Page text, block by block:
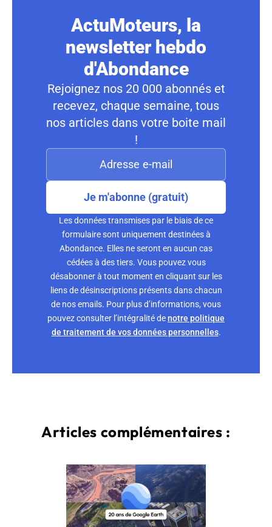
ActuMoteurs, la
newsletter hebdo
d'Abondance
Rejoignez nos 20 000 abonnés et
recevez, chaque semaine, tous
nos articles dans votre boite mail
!
Je m'abonne (gratuit)
Les données transmises par le biais de ce
formulaire sont uniquement destinées à
Abondance. Elles ne seront en aucun cas
cédées à des tiers. Vous pouvez vous
désabonner à tout moment en cliquant sur les
liens de désinscriptions présents dans chacun
de nos emails. Pour plus d’informations, vous
pouvez consulter l’intégralité denotre politique
de traitement de vos données personnelles.
Articles complémentaires :